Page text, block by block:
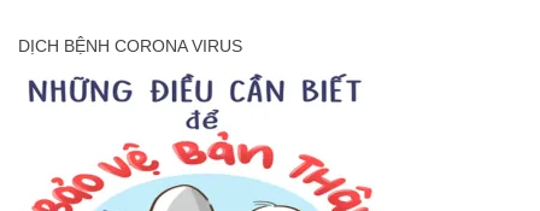
DỊCH BỆNH CORONA VIRUS